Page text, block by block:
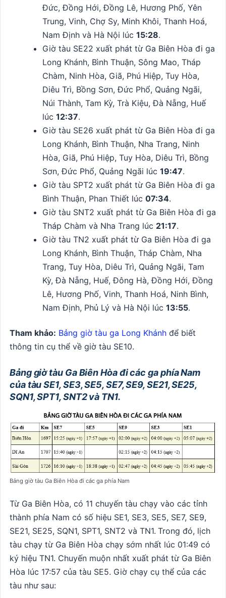
Đức, Đồng Hới, Đồng Lê, Hương Phố, Yên
Trung, Vinh, Chợ Sy, Minh Khôi, Thanh Hoá,
Nam Định và Hà Nội lúc15:28.
Giờ tàu SE22 xuất phát từ Ga Biên Hòa đi ga
Long Khánh, Bình Thuận, Sông Mao, Tháp
Chàm, Ninh Hòa, Giã, Phú Hiệp, Tuy Hòa,
Diêu Trì, Bồng Sơn, Đức Phổ, Quảng Ngãi,
Núi Thành, Tam Kỳ, Trà Kiệu, Đà Nẵng, Huế
lúc12:37.
Giờ tàu SE26 xuất phát từ Ga Biên Hòa đi ga
Long Khánh, Bình Thuận, Nha Trang, Ninh
Hòa, Giã, Phú Hiệp, Tuy Hòa, Diêu Trì, Bồng
Sơn, Đức Phổ, Quảng Ngãi lúc19:47.
Giờ tàu SPT2 xuất phát từ Ga Biên Hòa đi ga
Bình Thuận, Phan Thiết lúc07:34.
Giờ tàu SNT2 xuất phát từ Ga Biên Hòa đi ga
Tháp Chàm và Nha Trang lúc 21:17.
Giờ tàu TN2 xuất phát từ Ga Biên Hòa đi ga
Long Khánh, Bình Thuận, Tháp Chàm, Nha
Trang, Tuy Hòa, Diêu Trì, Quảng Ngãi, Tam
Kỳ, Đà Nẵng, Huế, Đông Hà, Đồng Hới, Đồng
Lê, Hương Phố, Vinh, Thanh Hoá, Ninh Bình,
Nam Định, Phủ Lý và Hà Nội lúc13:55.
Tham khảo: Bảng giờ tàu ga Long Khánh để biết
thông tin cụ thể về giờ tàu SE10.
Bảng giờ tàu Ga Biên Hòa đi các ga phía Nam
của tàu SE1, SE3, SE5, SE7, SE9, SE21, SE25,
SQN1, SPT1, SNT2 và TN1.
Bảng giờ tàu Ga Biên Hòa đi các ga phía Nam
Từ Ga Biên Hòa, có 11 chuyến tàu chạy vào các tỉnh
thành phía Nam có số hiệu SE1, SE3, SE5, SE7, SE9,
SE21, SE25, SQN1, SPT1, SNT2 và TN1. Trong đó, lịch
tàu chạy từ Ga Biên Hòa chạy sớm nhất lúc 01:49 có
ký hiệu TN1. Chuyến muộn nhất xuất phát từ Ga Biên
Hòa lúc 17:57 của tàu SE5. Giờ chạy cụ thể của các
tàu như sau: